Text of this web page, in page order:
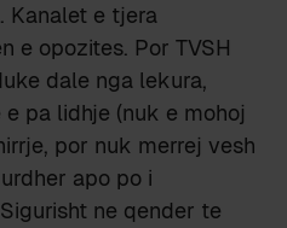
Kanalet e tjera
e opozites. Por TVSH
dale nga lekura,
pa lidhje (nuk e mohoj
por nuk merrej vesh
apo po i
ne qender te